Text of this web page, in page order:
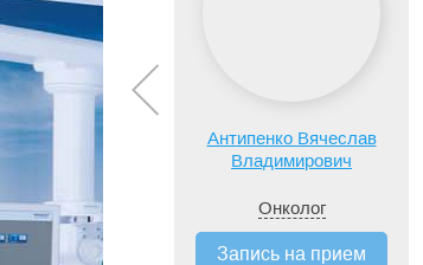
Антипенко Вячеслав
Владимирович
Онколог
Запись на прием